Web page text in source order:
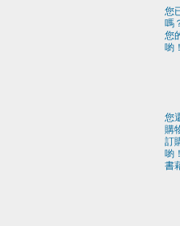
您
嗎
您
喲！
您
購
訂
喲
書